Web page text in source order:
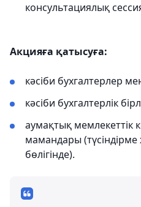
консультациялық
Акцияға қатысуға:
кәсіби бухгалтерлер
кәсіби бухгалтерлік
аумақтық мемлекеттік
мамандары
бөлігінде).